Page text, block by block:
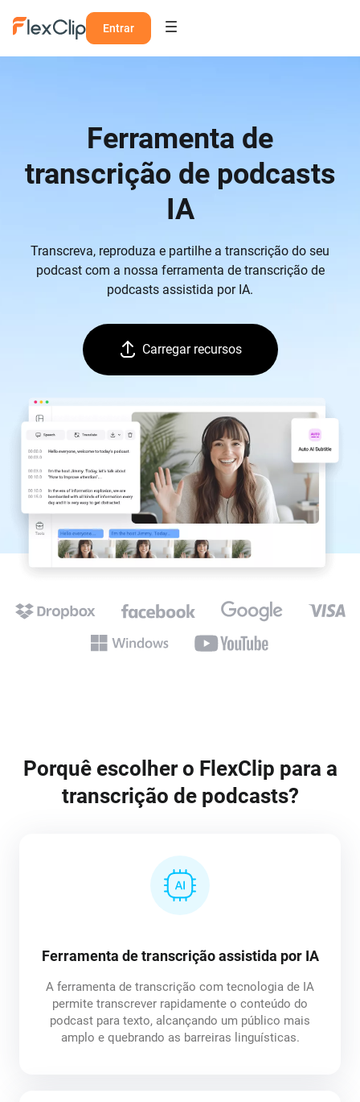
Entrar
Ferramenta de
transcrição de podcasts
IA
Transcreva, reproduza e partilhe a transcrição do seu
podcast com a nossa ferramenta de transcrição de
podcasts assistida por IA.
Carregar recursos
Porquê escolher o FlexClip para a
transcrição de podcasts?
Ferramenta de transcrição assistida por IA
A ferramenta de transcrição com tecnologia de IA
permite transcrever rapidamente o conteúdo do
podcast para texto, alcançando um público mais
amplo e quebrando as barreiras linguísticas.